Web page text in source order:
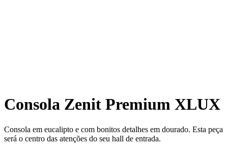
Consola Zenit Premium XLUX
Consola em eucalipto e com bonitos detalhes em dourado. Esta peça
será o centro das atenções do seu hall de entrada.